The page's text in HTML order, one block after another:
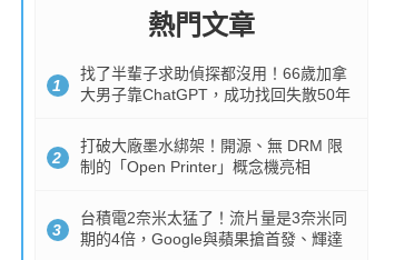
熱門文章
1
找了半輩子求助偵探都沒用！66歲加拿
大男子靠ChatGPT，成功找回失散50年
2
打破大廠墨水綁架！開源、無 DRM 限
制的「Open Printer」概念機亮相
3
台積電2奈米太猛了！流片量是3奈米同
期的4倍，Google與蘋果搶首發、輝達